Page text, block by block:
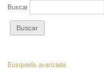
Buscar
Búsqueda avanzada